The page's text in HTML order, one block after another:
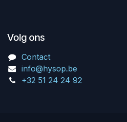
Volg ons
Contact
info@hysop.be
+32 51 24 24 92